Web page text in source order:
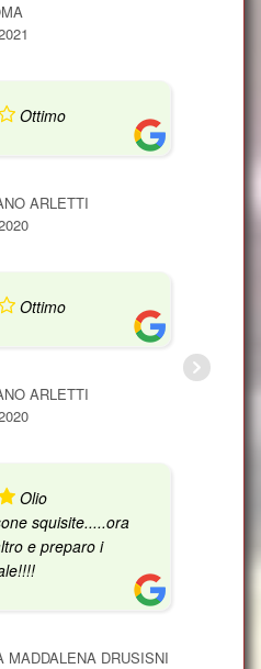
Ottimo
ARLETTI
Ottimo
ARLETTI
Olio
squisite.....ora
e preparo i
MADDALENA DRUSISNI